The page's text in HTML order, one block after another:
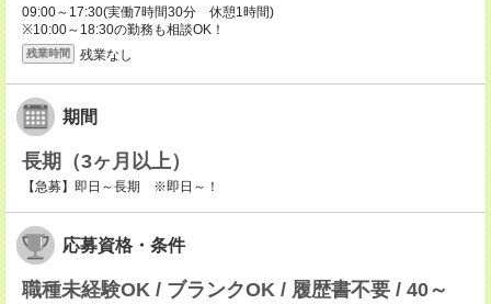
09:00～17:30(実働7時間30分 休憩1時間)
※10:00～18:30の勤務も相談OK！
残業時間 残業なし
期間
長期（3ヶ月以上）
【急募】即日～長期 ※即日～！
応募資格・条件
職種未経験OK / ブランクOK / 履歴書不要 / 40～